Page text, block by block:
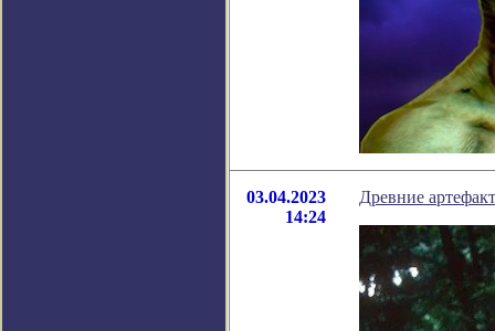
03.04.2023
14:24
Древние